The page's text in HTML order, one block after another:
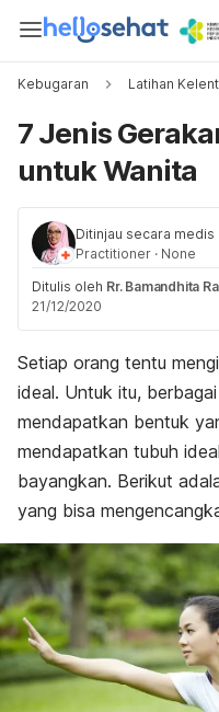
Kebugaran Latihan
7 Jenis
untuk Wanita
Ditinjau secara medis
Practitioner · None
Ditulis oleh Rr. Bamandhita
21/12/2020
Setiap orang tentu
ideal. Untuk itu,
mendapatkan bentuk
mendapatkan tubuh
bayangkan. Berikut
yang bisa